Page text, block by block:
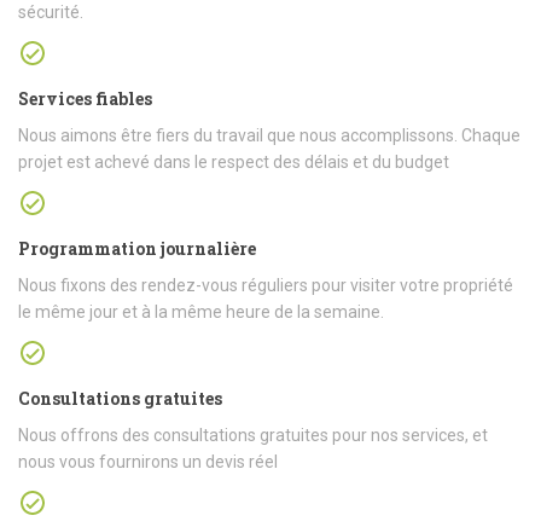
sécurité.
Services fiables
Nous aimons être fiers du travail que nous accomplissons. Chaque
projet est achevé dans le respect des délais et du budget
Programmation journalière
Nous fixons des rendez-vous réguliers pour visiter votre propriété
le même jour et à la même heure de la semaine.
Consultations gratuites
Nous offrons des consultations gratuites pour nos services, et
nous vous fournirons un devis réel